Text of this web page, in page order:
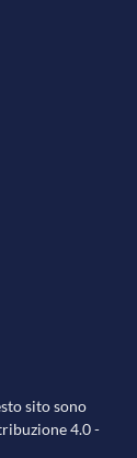
sito sono
4.0-